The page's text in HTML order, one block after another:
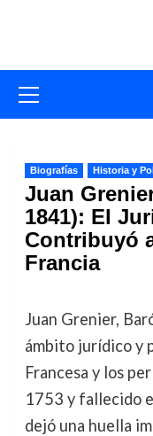
primario
Biografías Historia y
Juan
1841): El
Contribuyó
Francia
Juan Grenier,
ámbito jurídico y
Francesa y los
1753 y fallecido
dejó una huella